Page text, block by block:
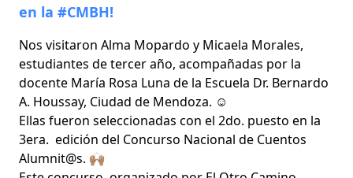
en la #CMBH!
Nos visitaron Alma Mopardo y Micaela Morales,
estudiantes de tercer año, acompañadas por la
docente María Rosa Luna de la Escuela Dr. Bernardo
A. Houssay, Ciudad de Mendoza. ☺️
Ellas fueron seleccionadas con el 2do. puesto en la
3era. edición del Concurso Nacional de Cuentos
Alumnit@s. 🙌🏽